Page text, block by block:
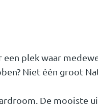
een plek waar
Niet één groot
De mooiste